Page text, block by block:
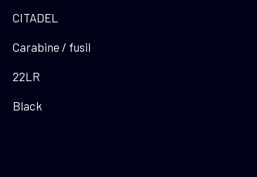
CITADEL
Carabine / fusil
22LR
Black